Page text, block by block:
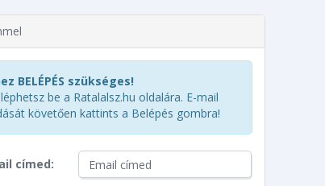
BELÉPÉS szükséges!
be a Ratalalsz.hu oldalára. E-mail
követően kattints a Belépés gombra!
címed: